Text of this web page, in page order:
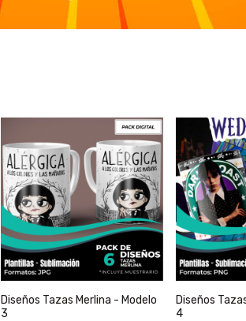
Diseños Tazas Merlina - Modelo
3
Diseños
4